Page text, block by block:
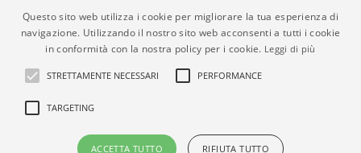
garanzia da parte di quest'ultima. immobiliare-italia.it
quindi non è responsabile della veridicità, della
correttezza, della completezza, della normativa in
materia di privacy e/o di alcun altro aspetto dei
suddetti annunci.
© Copyright 2007 - 2026
Powered by
Questo sito web utilizza i cookie per migliorare la tua esperienza di
navigazione. Utilizzando il nostro sito web acconsenti a tutti i cookie
in conformità con la nostra policy per i cookie. Leggi di più
STRETTAMENTE NECESSARI PERFORMANCE
TARGETING
ACCETTA TUTTO RIFIUTA TUTTO